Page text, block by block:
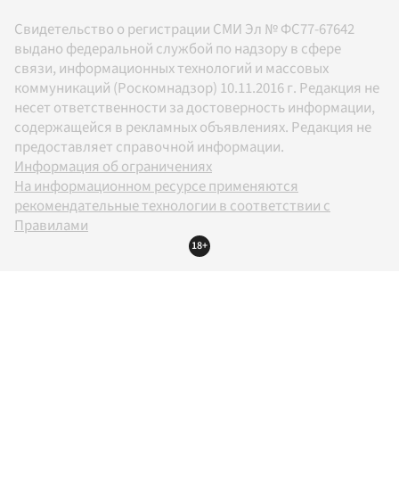
Свидетельство о регистрации СМИ Эл № ФС77-67642
выдано федеральной службой по надзору в сфере
связи, информационных технологий и массовых
коммуникаций (Роскомнадзор) 10.11.2016 г. Редакция не
несет ответственности за достоверность информации,
содержащейся в рекламных объявлениях. Редакция не
предоставляет справочной информации.
Информация об ограничениях
На информационном ресурсе применяются
рекомендательные технологии в соответствии с
Правилами
18+